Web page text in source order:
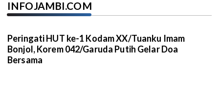
INFOJAMBI.COM
Peringati HUT ke-1 Kodam XX/Tuanku Imam
Bonjol, Korem 042/Garuda Putih Gelar Doa
Bersama